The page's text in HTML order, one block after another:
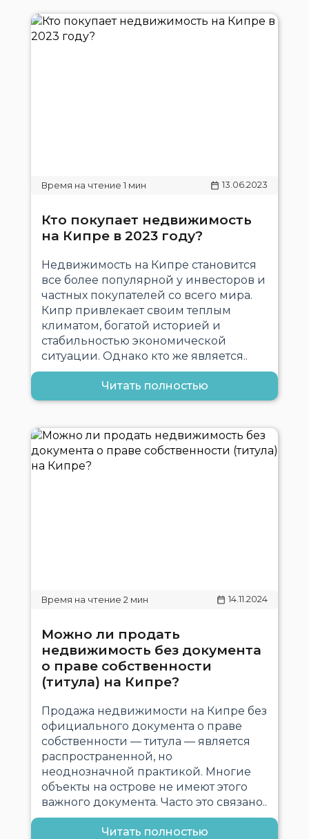
13.06.2023
Кто покупает недвижимость
на Кипре в 2023 году?
Недвижимость на Кипре становится
все более популярной у инвесторов и
частных покупателей со всего мира.
Кипр привлекает своим теплым
климатом, богатой историей и
стабильностью экономической
ситуации. Однако кто же является..
Читать полностью
14.11.2024
Можно ли продать
недвижимость без документа
о праве собственности
(титула) на Кипре?
Продажа недвижимости на Кипре без
официального документа о праве
собственности — титула — является
распространенной, но
неоднозначной практикой. Многие
объекты на острове не имеют этого
важного документа. Часто это связано..
Читать полностью